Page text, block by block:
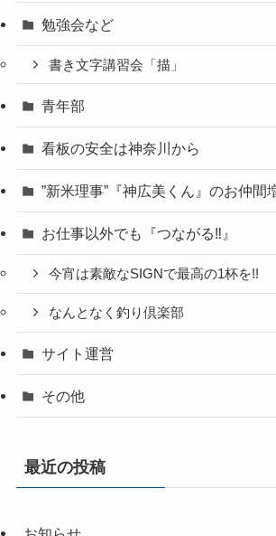
勉強会など
書き文字講習会「描」
青年部
看板の安全は神奈川から
”新米理事”『神広美くん』のお仲間
お仕事以外でも『つながる‼』
今宵は素敵なSIGNで最高の1杯を!!
なんとなく釣り倶楽部
サイト運営
その他
最近の投稿